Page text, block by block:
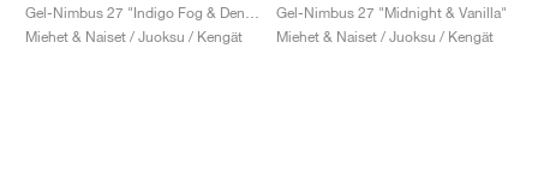
Miehet & Naiset / Juoksu / Kengät
Gel-Nimbus 27 "Midnight & Vanilla"
Miehet & Naiset / Juoksu / Kengät